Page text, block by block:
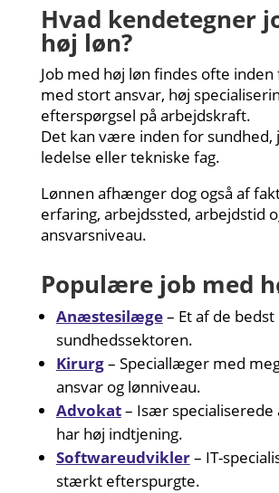
Hvad kendetegner
høj løn?
Job med høj løn findes ofte
med stort ansvar, høj
efterspørgsel på arbejdskraft.
Det kan være inden for sundhed,
ledelse eller tekniske fag.
Lønnen afhænger dog også af
erfaring, arbejdssted, arbejdstid
ansvarsniveau.
Populære job med
Anæstesilæge– Et af de
sundhedssektoren.
Kirurg– Speciallæger med
ansvar og lønniveau.
Advokat– Især specialiserede
har høj indtjening.
Softwareudvikler– IT-
stærkt efterspurgte.